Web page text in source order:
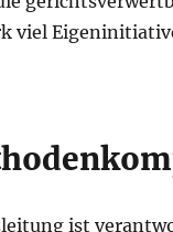
viel
ist